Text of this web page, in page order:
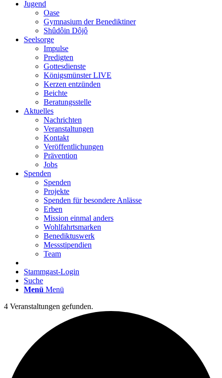
Jugend
Oase
Gymnasium der Benediktiner
Shûdôin Dôjô
Seelsorge
Impulse
Predigten
Gottesdienste
Königsmünster LIVE
Kerzen entzünden
Beichte
Beratungsstelle
Aktuelles
Nachrichten
Veranstaltungen
Kontakt
Veröffentlichungen
Prävention
Jobs
Spenden
Spenden
Projekte
Spenden für besondere Anlässe
Erben
Mission einmal anders
Wohlfahrtsmarken
Benediktuswerk
Messstipendien
Team
Stammgast-Login
Suche
Menü Menü
4 Veranstaltungen gefunden.